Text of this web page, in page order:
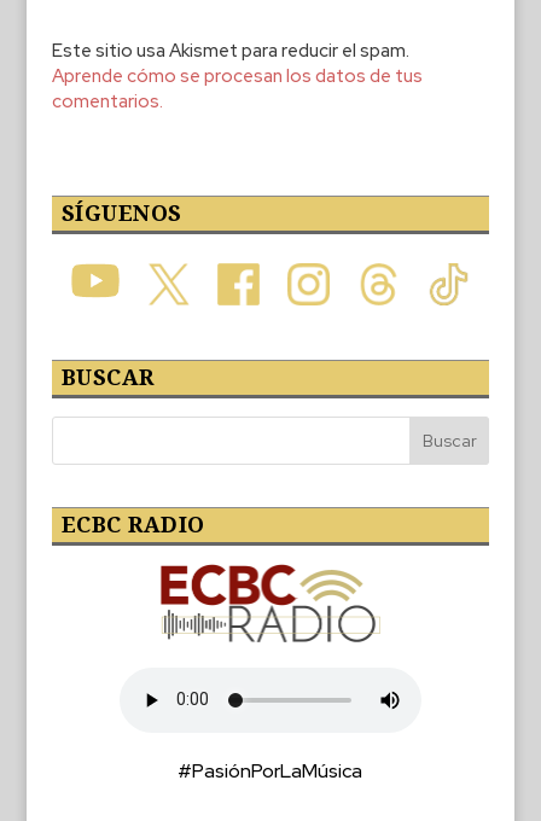
Este sitio usa Akismet para reducir el spam.
Aprende cómo se procesan los datos de tus
comentarios.
SÍGUENOS
BUSCAR
ECBC RADIO
#PasiónPorLaMúsica